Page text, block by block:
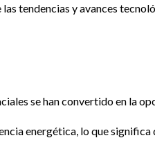
tendencias y avances
se han convertido en la
energética, lo que